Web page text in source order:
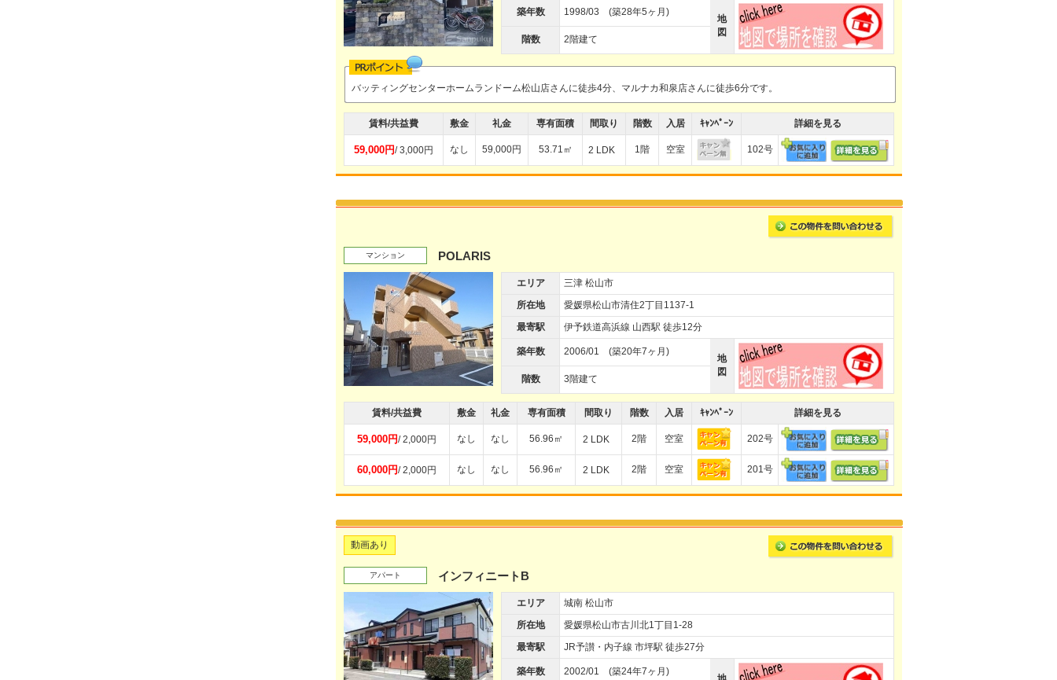
築年数 1998/03 (築28年5ヶ月)
地
図
階数 2階建て
バッティングセンターホームランドーム松山店さんに徒歩4分、マルナカ和泉店さんに徒歩6分です。
賃料/共益費 敷金 礼金 専有面積 間取り 階数 入居 ｷｬﾝﾍﾟｰﾝ 詳細を見る
59,000円/ 3,000円 なし 59,000円 53.71㎡ 2 LDK 1階 空室 102号
マンション POLARIS
エリア
三津 松山市
所在地
愛媛県松山市清住2丁目1137-1
最寄駅
伊予鉄道高浜線 山西駅 徒歩12分
築年数 2006/01 (築20年7ヶ月)
地
図
階数 3階建て
賃料/共益費 敷金 礼金 専有面積 間取り 階数 入居 ｷｬﾝﾍﾟｰﾝ 詳細を見る
59,000円/ 2,000円 なし なし 56.96㎡ 2 LDK 2階 空室 202号
60,000円/ 2,000円 なし なし 56.96㎡ 2 LDK 2階 空室 201号
動画あり
アパート インフィニートB
エリア
城南 松山市
所在地
愛媛県松山市古川北1丁目1-28
最寄駅
JR予讃・内子線 市坪駅 徒歩27分
築年数 2002/01 (築24年7ヶ月)